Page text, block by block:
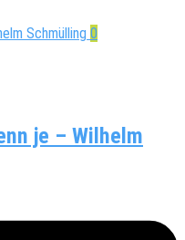
0
je – Wilhelm